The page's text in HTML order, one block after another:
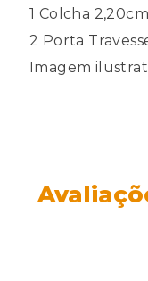
1 Colcha
2 Porta
Imagem